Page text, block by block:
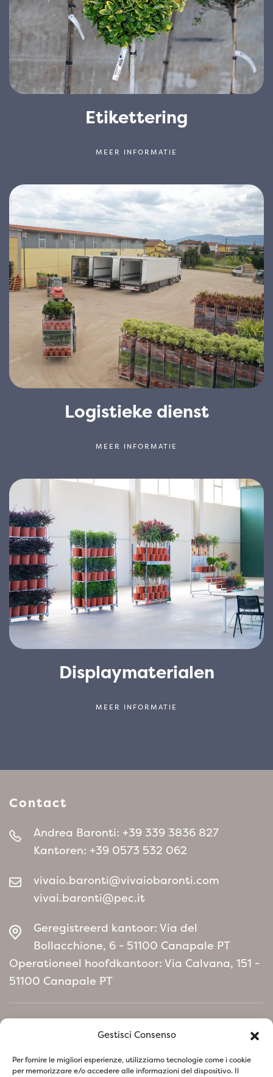
Gestisci Consenso
Per fornire le migliori esperienze, utilizziamo tecnologie come i cookie
per memorizzare e/o accedere alle informazioni del dispositivo. Il
Etikettering
MEER INFORMATIE
Logistieke dienst
MEER INFORMATIE
Displaymaterialen
MEER INFORMATIE
Contact
Andrea Baronti: +39 339 3836 827
Kantoren: +39 0573 532 062
vivaio.baronti@vivaiobaronti.com
vivai.baronti@pec.it
Geregistreerd kantoor: Via del
Bollacchione, 6 - 51100 Canapale PT
Operationeel hoofdkantoor: Via Calvana, 151 -
51100 Canapale PT
Home